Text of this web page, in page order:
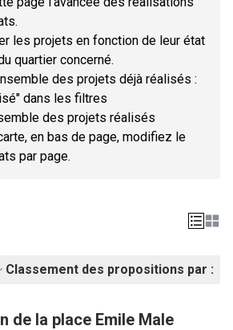
les projets en fonction de leur état
quartier concerné.
des projets déjà réalisés :
dans les filtres
des projets réalisés
en bas de page, modifiez le
par page.
Classement des propositions par :
de la place Emile Male